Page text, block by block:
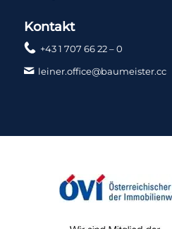
Kontakt
+43 1 707 66 22 – 0
leiner.office@baumeister.cc